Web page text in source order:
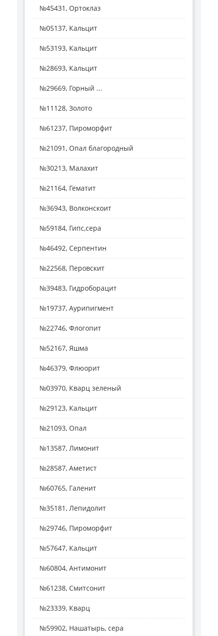
№45431, Ортоклаз
№05137, Кальцит
№53193, Кальцит
№28693, Кальцит
№29669, Горный ...
№11128, Золото
№61237, Пироморфит
№21091, Опал благородный
№30213, Малахит
№21164, Гематит
№36943, Волконскоит
№59184, Гипс,сера
№46492, Серпентин
№22568, Перовскит
№39483, Гидроборацит
№19737, Аурипигмент
№22746, Флогопит
№52167, Яшма
№46379, Флюорит
№03970, Кварц зеленый
№29123, Кальцит
№21093, Опал
№13587, Лимонит
№28587, Аметист
№60765, Галенит
№35181, Лепидолит
№29746, Пироморфит
№57647, Кальцит
№60804, Антимонит
№61238, Смитсонит
№23339, Кварц
№59902, Нашатырь, сера